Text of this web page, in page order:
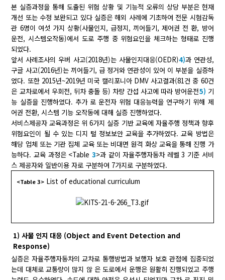
본 실증과정을 통해 도출된 위험 상황 및 기능적 오류의 상당 부분은 현재
개선 또는 수정 보완되고 있다 실증은 해외 사례에 기초하여 전문 시험감독
관 6명이 여섯 가지 상황(사물인지, 급정지, 끼어들기, 제어권 전 환, 방어
운전, 시스템오작동)에서 도로 주행 중 위험요인을 체크하는 형태로 진행
되었다.
앞서 사례조사의 우버 사고(2018년)는 사물인지대응(OEDR)4)과 연관성,
구글 사고(2016년)는 끼어들기, 급 정거와 연관성이 있어 이 부분을 실증하
였다. 또한 2015년~2019년 미국 캘리포니아 DMV 사고결과(81건 중 60건
은 교차로에서 우회전, 뒤차 충돌 등) 차량 간섭 사고에 따라 방어운전5) 기
능 실증을 진행하였다. 추가 로 운전자 위험 대응능력을 연구하기 위해 제
어권 전환, 시스템 기능 오작동에 대해 실증 진행하였다.
서비스제공자 교육과정은 위 6가지 실증 기반 교육에 자율주행 정책과 향후
위험요인이 될 수 있는 디지 털 정보보안 교육을 추가하였다. 교육 방법은
해당 업체 또는 기관 집체 교육 또는 비대면 원격 화상 교육을 통해 진행 가
능하다. 교육 과정은 <Table 3>과 같이 자율주행자동차 레벨 3 기준 서비
스 제공자와 일반이용 자로 구분하여 7가지로 구분하였다.
<Table 3> List of educational curriculum
1) 사물 인지 대응 (Object and Event Detection and
Response)
실증은 자율주행자동차의 교차로 통행방법과 보행자 보호 관점에 집중되었
는데 대체로 교통량이 많지 않 은 도로에서 운행은 원활히 진행되었고 주행